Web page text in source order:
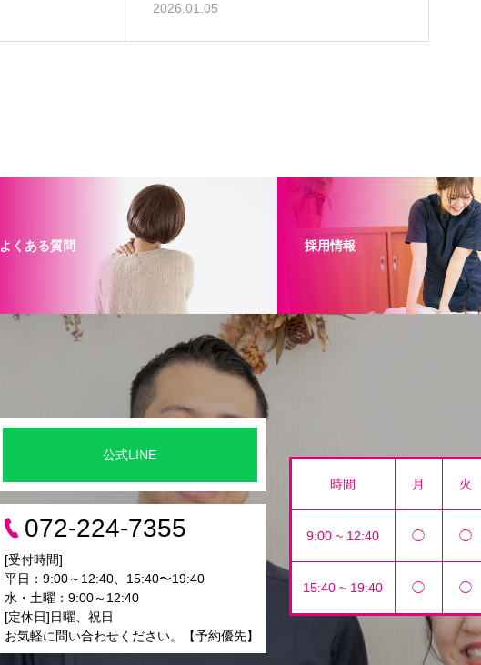
2026.01.05
よくある質問 採用情報
公式LINE
072-224-7355
[受付時間]
平日：9:00～12:40、15:40〜19:40
水・土曜：9:00～12:40
[定休日]日曜、祝日
お気軽に問い合わせください。【予約優先】
時間 月 火
9:00 ~ 12:40 ◯ ◯
15:40 ~ 19:40 ◯ ◯